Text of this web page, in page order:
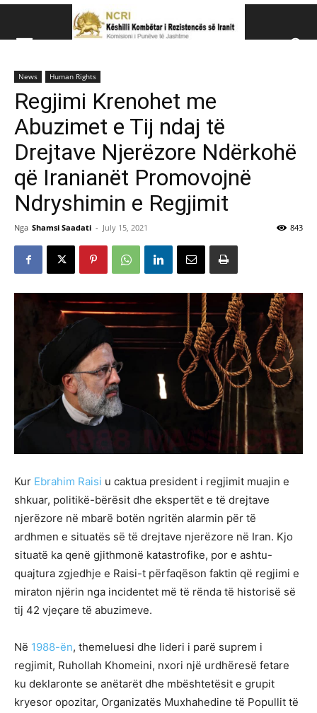
Këshillit Kombëtar të Rezistencës së Iranit (NCRI)
News Human Rights
Regjimi Krenohet me
Abuzimet e Tij ndaj të
Drejtave Njerëzore Ndërkohë
që Iranianët Promovojnë
Ndryshimin e Regjimit
Nga Shamsi Saadati - July 15, 2021 843
Kur Ebrahim Raisi u caktua president i regjimit muajin e
shkuar, politikë-bërësit dhe ekspertët e të drejtave
njerëzore në mbarë botën ngritën alarmin për të
ardhmen e situatës së të drejtave njerëzore në Iran. Kjo
situatë ka qenë gjithmonë katastrofike, por e ashtu-
quajtura zgjedhje e Raisi-t përfaqëson faktin që regjimi e
miraton njërin nga incidentet më të rënda të historisë së
tij 42 vjeçare të abuzimeve.
Në 1988-ën, themeluesi dhe lideri i parë suprem i
regjimit, Ruhollah Khomeini, nxori një urdhëresë fetare
ku deklaronte se anëtarët dhe mbështetësit e grupit
kryesor opozitar, Organizatës Muxhahedine të Popullit të